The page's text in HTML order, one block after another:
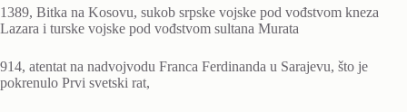
1389, Bitka na Kosovu, sukob srpske vojske pod vođstvom kneza
Lazara i turske vojske pod vođstvom sultana Murata
914, atentat na nadvojvodu Franca Ferdinanda u Sarajevu, što je
pokrenulo Prvi svetski rat,